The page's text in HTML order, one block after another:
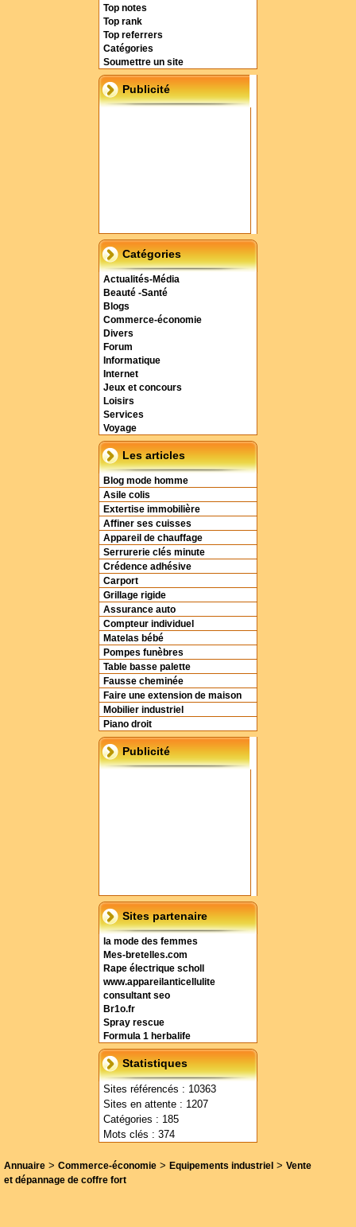
Top notes
Top rank
Top referrers
Catégories
Soumettre un site
Publicité
Catégories
Actualités-Média
Beauté -Santé
Blogs
Commerce-économie
Divers
Forum
Informatique
Internet
Jeux et concours
Loisirs
Services
Voyage
Les articles
Blog mode homme
Asile colis
Extertise immobilière
Affiner ses cuisses
Appareil de chauffage
Serrurerie clés minute
Crédence adhésive
Carport
Grillage rigide
Assurance auto
Compteur individuel
Matelas bébé
Pompes funèbres
Table basse palette
Fausse cheminée
Faire une extension de maison
Mobilier industriel
Piano droit
Publicité
Sites partenaire
la mode des femmes
Mes-bretelles.com
Rape électrique scholl
www.appareilanticellulite
consultant seo
Br1o.fr
Spray rescue
Formula 1 herbalife
Statistiques
Sites référencés : 10363
Sites en attente : 1207
Catégories : 185
Mots clés : 374
Annuaire > Commerce-économie > Equipements industriel > Vente
et dépannage de coffre fort